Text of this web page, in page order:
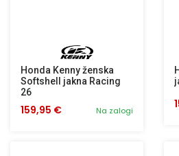
Honda Kenny ženska
Softshell jakna Racing
26
Na zalogi
159,95 €